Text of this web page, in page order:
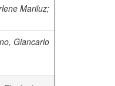
Mariluz;
Giancarlo